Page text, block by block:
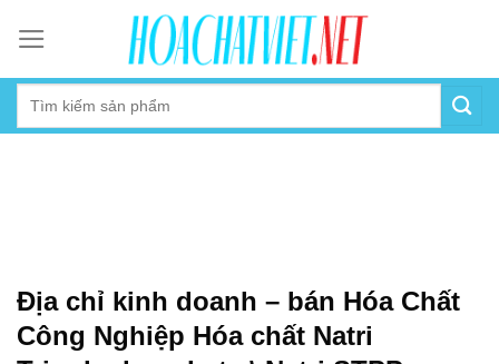
content
Địa chỉ kinh doanh – bán Hóa Chất
Công Nghiệp Hóa chất Natri